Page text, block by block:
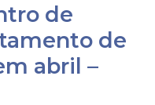
de
de
abril –